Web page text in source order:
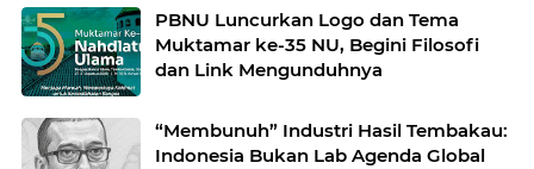
PBNU Luncurkan Logo dan Tema
Muktamar ke-35 NU, Begini Filosofi
dan Link Mengunduhnya
“Membunuh” Industri Hasil Tembakau:
Indonesia Bukan Lab Agenda Global